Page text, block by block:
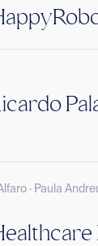
· Paula